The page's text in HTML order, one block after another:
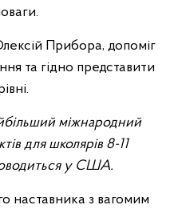
Прибора, допоміг
та гідно представити
міжнародний
для школярів 8-11
у США.
наставника з вагомим